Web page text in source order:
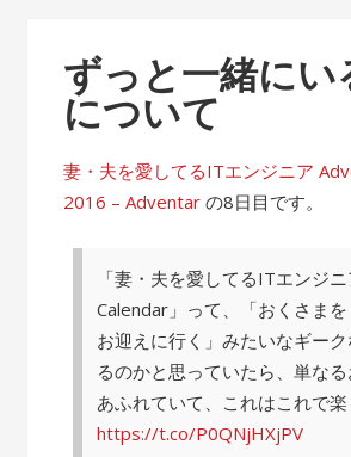
ずっと一緒にい
について
妻・夫を愛してるITエンジニア
2016 – Adventar の8日目です。
「妻・夫を愛してるITエンジ
Calendar」って、「おくさま
お迎えに行く」みたいなギー
るのかと思っていたら、単な
あふれていて、これはこれで楽
https://t.co/P0QNjHXjPV